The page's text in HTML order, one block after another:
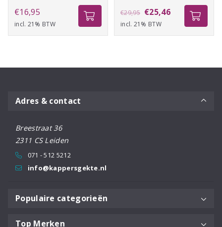
€16,95
incl. 21% BTW
€29,95 Oorspronkelijke
prijs
was:
€25,46Huidige
prijs
is:
incl. 21% BTW
Adres & contact
Breestraat 36
2311 CS Leiden
071 - 512 5212
info@kappersgekte.nl
Populaire categorieën
Top Merken